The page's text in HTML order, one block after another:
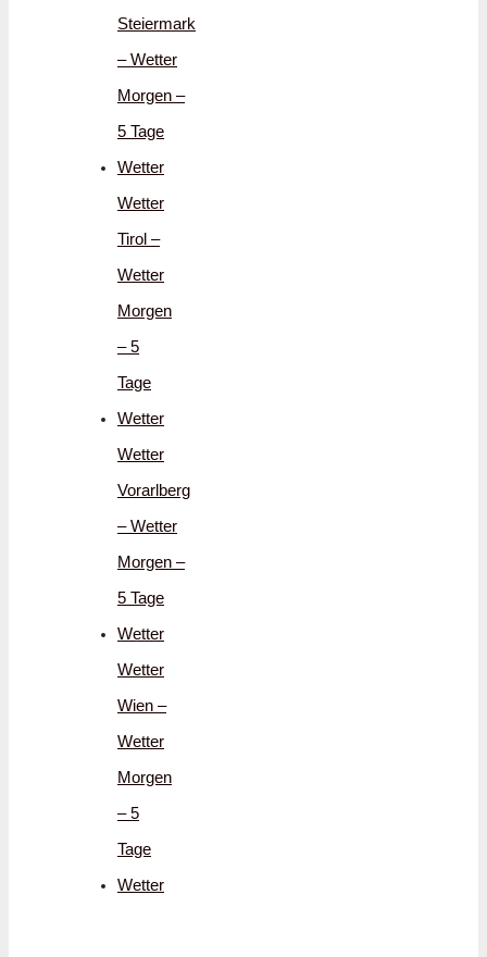
Steiermark
– Wetter
Morgen –
5 Tage
Wetter
Wetter
Tirol –
Wetter
Morgen
– 5
Tage
Wetter
Wetter
Vorarlberg
– Wetter
Morgen –
5 Tage
Wetter
Wetter
Wien –
Wetter
Morgen
– 5
Tage
Wetter